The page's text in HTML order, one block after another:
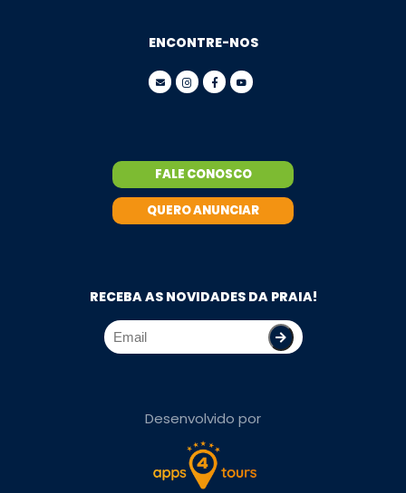
ENCONTRE-NOS
FALE CONOSCO
QUERO ANUNCIAR
RECEBA AS NOVIDADES DA PRAIA!
Desenvolvido por